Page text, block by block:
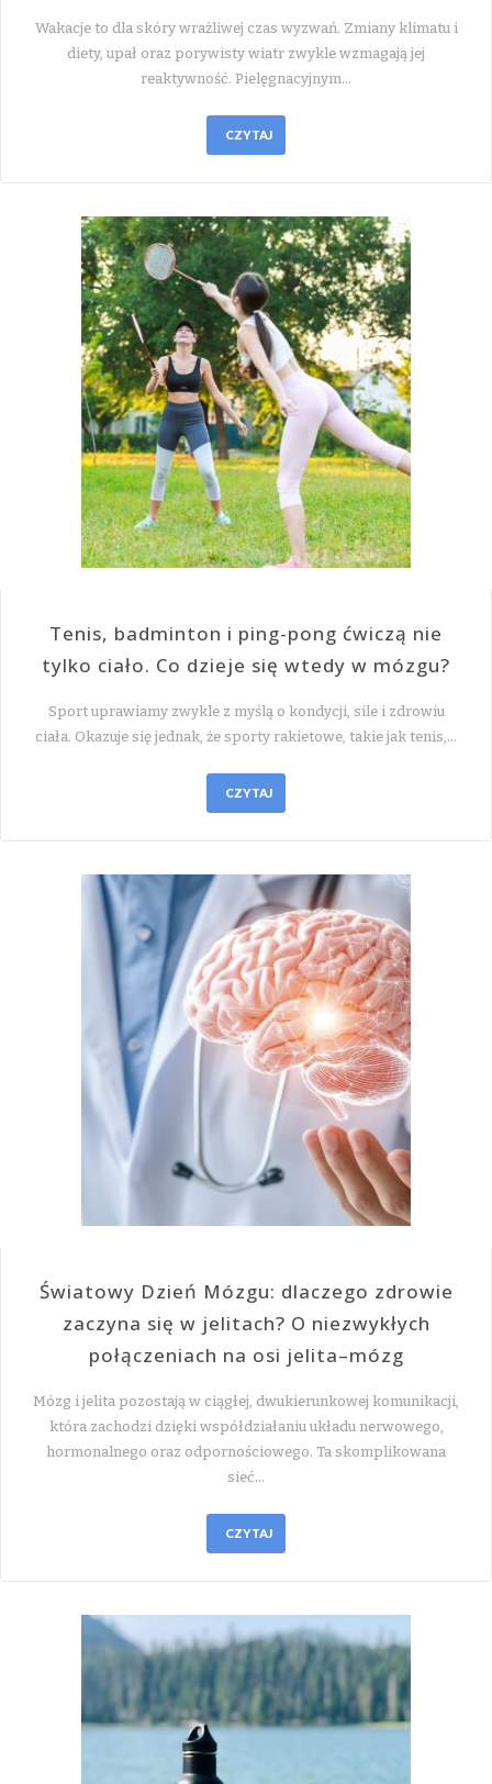
Wakacje to dla skóry wrażliwej czas wyzwań. Zmiany klimatu i
diety, upał oraz porywisty wiatr zwykle wzmagają jej
reaktywność. Pielęgnacyjnym…
CZYTAJ
Tenis, badminton i ping-pong ćwiczą nie
tylko ciało. Co dzieje się wtedy w mózgu?
Sport uprawiamy zwykle z myślą o kondycji, sile i zdrowiu
ciała. Okazuje się jednak, że sporty rakietowe, takie jak tenis,…
CZYTAJ
Światowy Dzień Mózgu: dlaczego zdrowie
zaczyna się w jelitach? O niezwykłych
połączeniach na osi jelita–mózg
Mózg i jelita pozostają w ciągłej, dwukierunkowej komunikacji,
która zachodzi dzięki współdziałaniu układu nerwowego,
hormonalnego oraz odpornościowego. Ta skomplikowana
sieć…
CZYTAJ